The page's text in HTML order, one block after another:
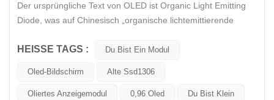
Der ursprüngliche Text von OLED ist Organic Light Emitting
Diode, was auf Chinesisch „organische lichtemittierende
dass eine organische lichtemittierende Schicht zwischen zwei
HEISSE TAGS : Du Bist Ein Modul
Oled-Bildschirm Alte Ssd1306
Oliertes Anzeigemodul 0,96 Oled Du Bist Klein